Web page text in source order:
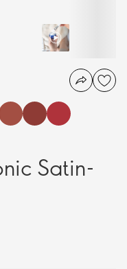
Satin-